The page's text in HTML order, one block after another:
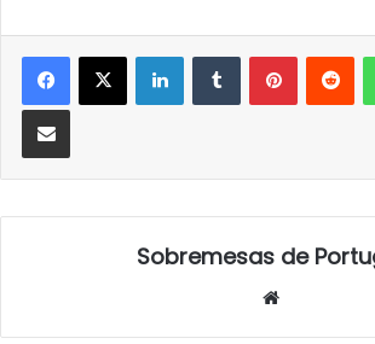
LinkedInTumblrPinterest
Partilhar Via Email
Sobremesas de